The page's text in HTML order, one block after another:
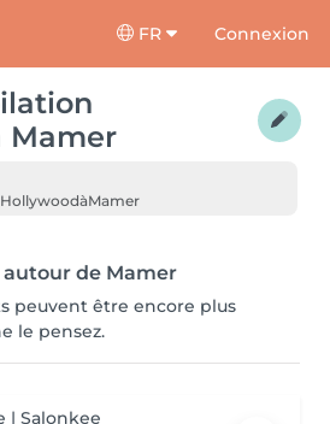
FR Connexion
Mamer
àMamer
de Mamer
peuvent être encore plus
le pensez.